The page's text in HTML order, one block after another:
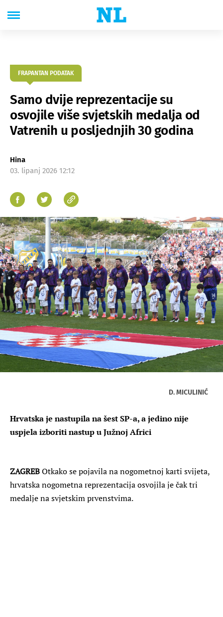
FRAPANTAN PODATAK
Samo dvije reprezentacije su
osvojile više svjetskih medalja od
Vatrenih u posljednjih 30 godina
Hina
03. lipanj 2026 12:12
D. MICULINIĆ
Hrvatska je nastupila na šest SP-a, a jedino nije
uspjela izboriti nastup u Južnoj Africi
ZAGREBOtkako se pojavila na nogometnoj karti svijeta,
hrvatska nogometna reprezentacija osvojila je čak tri
medalje na svjetskim prvenstvima.